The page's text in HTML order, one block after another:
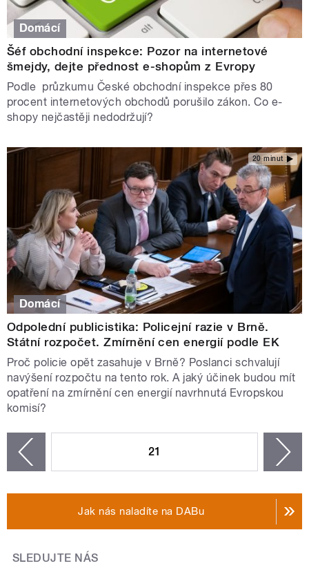
Domácí
Šéf obchodní inspekce: Pozor na internetové
šmejdy, dejte přednost e-shopům z Evropy
Podle průzkumu České obchodní inspekce přes 80
procent internetových obchodů porušilo zákon. Co e-
shopy nejčastěji nedodržují?
20 minut
Domácí
Odpolední publicistika: Policejní razie v Brně.
Státní rozpočet. Zmírnění cen energií podle EK
Proč policie opět zasahuje v Brně? Poslanci schvalují
navýšení rozpočtu na tento rok. A jaký účinek budou mít
opatření na zmírnění cen energií navrhnutá Evropskou
komisí?
21
Jak nás naladíte na DABu
SLEDUJTE NÁS